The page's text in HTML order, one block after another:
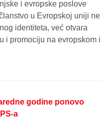
i evropske poslove
u Evropskoj uniji ne
identiteta, već otvara
i promociju na evropskom i
godine ponovo
a